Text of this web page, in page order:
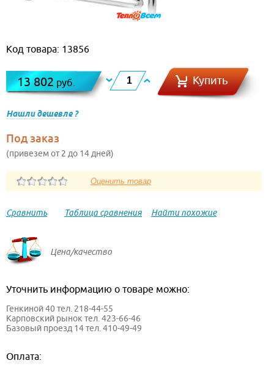
Код товара: 13856
13 802 руб. Купить
Нашли дешевле ?
Под заказ
(привезем от 2 до 14 дней)
Сравнить Таблица сравнения Найти похожие
Цена/качество
Уточнить информацию о товаре можно:
Генкиной 40 тел. 218-44-55
Карповский рынок тел. 423-66-46
Базовый проезд 14 тел. 410-49-49
Оплата: